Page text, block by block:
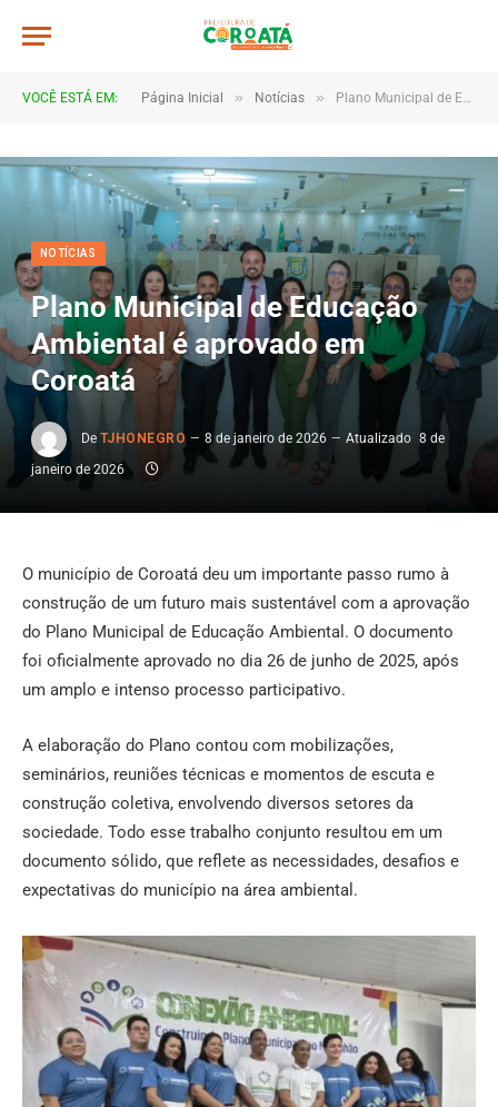
VOCÊ ESTÁ EM: Página Inicial » Notícias » Plano Municipal de Educação Ambiental é aprovado em Coroatá
NOTÍCIAS
Plano Municipal de Educação
Ambiental é aprovado em
Coroatá
De TJHONEGRO 8 de janeiro de 2026 Atualizado 8 de
janeiro de 2026
O município de Coroatá deu um importante passo rumo à
construção de um futuro mais sustentável com a aprovação
do Plano Municipal de Educação Ambiental. O documento
foi oficialmente aprovado no dia 26 de junho de 2025, após
um amplo e intenso processo participativo.
A elaboração do Plano contou com mobilizações,
seminários, reuniões técnicas e momentos de escuta e
construção coletiva, envolvendo diversos setores da
sociedade. Todo esse trabalho conjunto resultou em um
documento sólido, que reflete as necessidades, desafios e
expectativas do município na área ambiental.